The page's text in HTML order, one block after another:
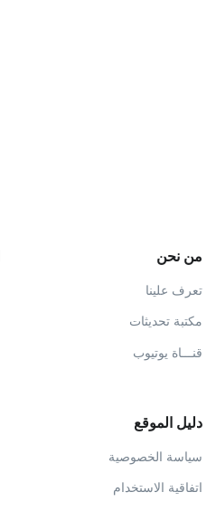
من نحن
تعرف علينا
مكتبة تحديثات
قنـــاة يوتيوب
دليل الموقع
سياسة الخصوصية
اتفاقية الاستخدام